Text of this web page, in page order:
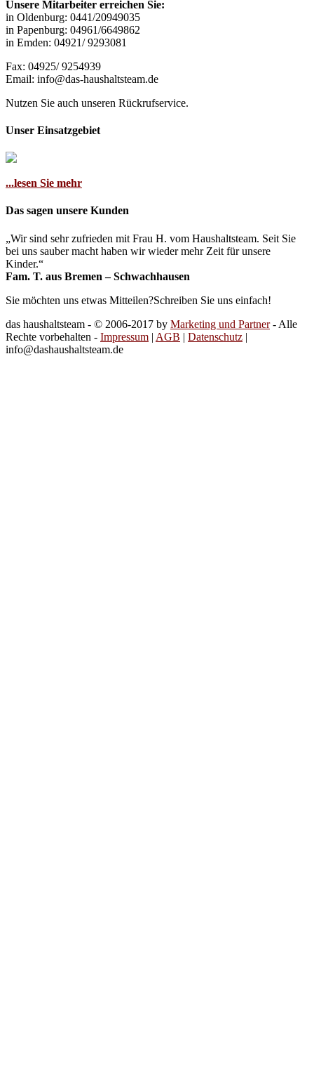
Unsere Mitarbeiter erreichen Sie:
in Oldenburg: 0441/20949035
in Papenburg: 04961/6649862
in Emden: 04921/ 9293081
Fax: 04925/ 9254939
Email: info@das-haushaltsteam.de
Nutzen Sie auch unseren Rückrufservice.
Unser Einsatzgebiet
...lesen Sie mehr
Das sagen unsere Kunden
„Wir sind sehr zufrieden mit Frau H. vom Haushaltsteam. Seit Sie
bei uns sauber macht haben wir wieder mehr Zeit für unsere
Kinder.“
Fam. T. aus Bremen – Schwachhausen
Sie möchten uns etwas Mitteilen?Schreiben Sie uns einfach!
das haushaltsteam - © 2006-2017 by Marketing und Partner- Alle
Rechte vorbehalten - Impressum | AGB | Datenschutz |
info@dashaushaltsteam.de